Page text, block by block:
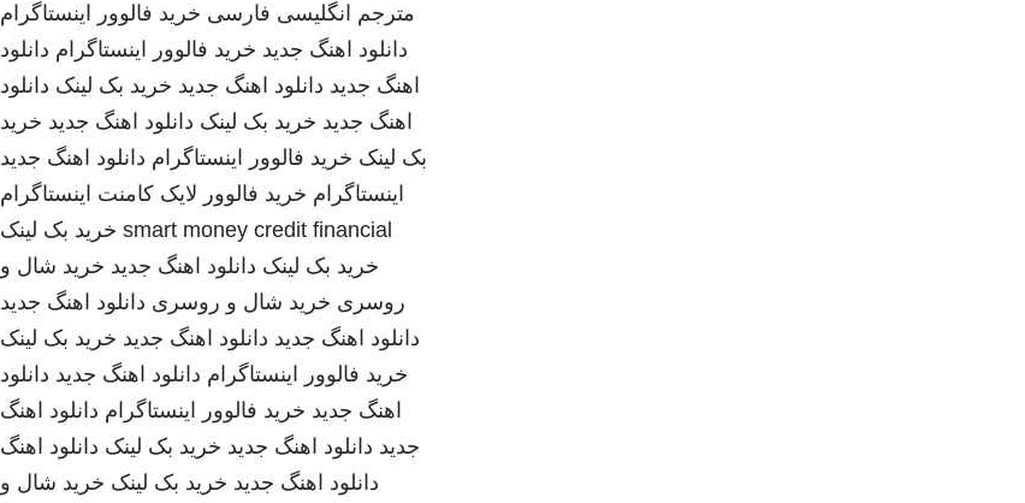
مترجم انگلیسی فارسی خرید فالوور اینستاگرام
دانلود اهنگ جدید خرید فالوور اینستاگرام دانلود
اهنگ جدید دانلود اهنگ جدید خرید بک لینک دانلود
اهنگ جدید خرید بک لینک دانلود اهنگ جدید خرید
بک لینک خرید فالوور اینستاگرام دانلود اهنگ جدید
اینستاگرام خرید فالوور لایک کامنت اینستاگرام
smart money credit financial خرید بک لینک
خرید بک لینک دانلود اهنگ جدید خرید شال و
روسری خرید شال و روسری دانلود اهنگ جدید
دانلود اهنگ جدید دانلود اهنگ جدید خرید بک لینک
خرید فالوور اینستاگرام دانلود اهنگ جدید دانلود
اهنگ جدید خرید فالوور اینستاگرام دانلود اهنگ
جدید دانلود اهنگ جدید خرید بک لینک دانلود اهنگ
دانلود اهنگ جدید خرید بک لینک خرید شال و